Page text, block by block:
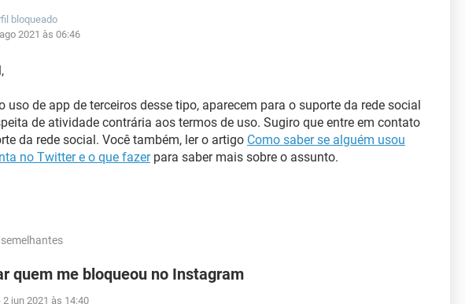
bloqueado
2021 às 06:46
uso de app de terceiros desse tipo, aparecem para o suporte da rede social
de atividade contrária aos termos de uso. Sugiro que entre em contato
da rede social. Você também, ler o artigo Como saber se alguém usou
no Twitter e o que fazerpara saber mais sobre o assunto.
quem me bloqueou no Instagram
2 jun 2021 às 14:40